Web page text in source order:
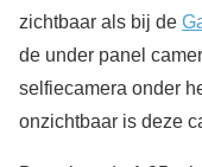
zichtbaar als bij de
de under panel
selfiecamera onder
onzichtbaar is deze